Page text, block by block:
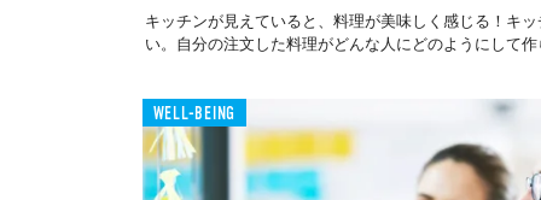
キッチンが見えていると、料理が美味しく感じる！キ
い。自分の注文した料理がどんな人にどのようにして
WELL-BEING